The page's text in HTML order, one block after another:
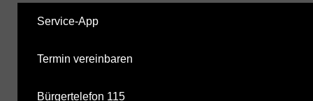
Service-App
Termin vereinbaren
Bürgertelefon 115